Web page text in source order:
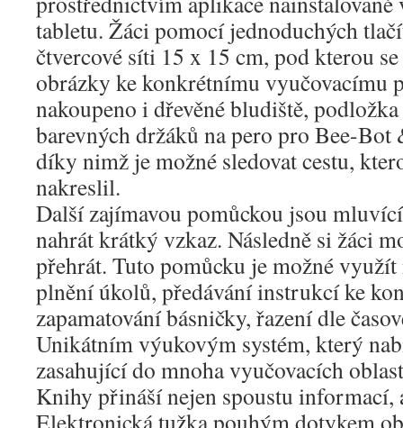
tabletu. Žáci pomocí jednoduchých
čtvercové síti 15 x 15 cm, pod kterou
obrázky ke konkrétnímu vyučovacímu
nakoupeno i dřevěné bludiště, podložka
barevných držáků na pero pro Bee-
díky nimž je možné sledovat cestu,
nakreslil.
Další zajímavou pomůckou jsou
nahrát krátký vzkaz. Následně si žáci
přehrát. Tuto pomůcku je možné
plnění úkolů, předávání instrukcí ke
zapamatování básničky, řazení dle
Unikátním výukovým systém, který
zasahující do mnoha vyučovacích
Knihy přináší nejen spoustu informací,
Elektronická tužka pouhým dotykem